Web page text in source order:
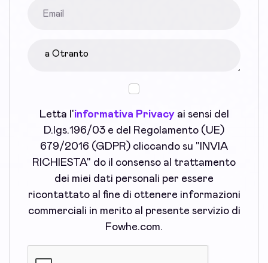
Letta l'informativa Privacyai sensi del
D.lgs.196/03 e del Regolamento (UE)
679/2016 (GDPR) cliccando su "INVIA
RICHIESTA" do il consenso al trattamento
dei miei dati personali per essere
ricontattato al fine di ottenere informazioni
commerciali in merito al presente servizio di
Fowhe.com.